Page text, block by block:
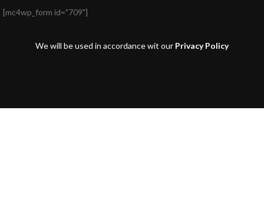
[mc4wp_form id="709"]
We will be used in accordance wit our Privacy Policy